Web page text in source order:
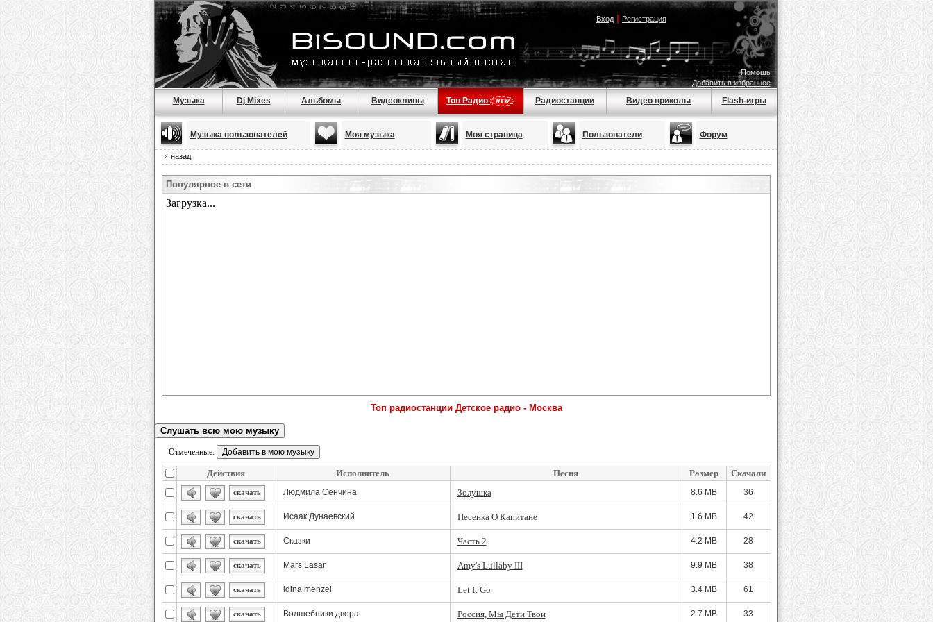
Вход| Регистрация
Помощь
Добавить в избранное
Музыка Dj Mixes Альбомы Видеоклипы Топ Радио Радиостанции Видео приколы Flash-игры
Музыка пользователей Моя музыка Моя страница Пользователи Форум
назад
Популярное в сети
Топ радиостанции Детское радио - Москва
Слушать всю мою музыку
Отмеченные:
Действия Исполнитель Песня Размер Скачали
скачать Людмила Сенчина Золушка 8.6 MB 36
скачать Исаак Дунаевский Песенка О Капитане 1.6 MB 42
скачать Сказки Часть 2 4.2 MB 28
скачать Mars Lasar Amy's Lullaby III 9.9 MB 38
скачать idina menzel Let It Go 3.4 MB 61
скачать Волшебники двора Россия, Мы Дети Твои 2.7 MB 33